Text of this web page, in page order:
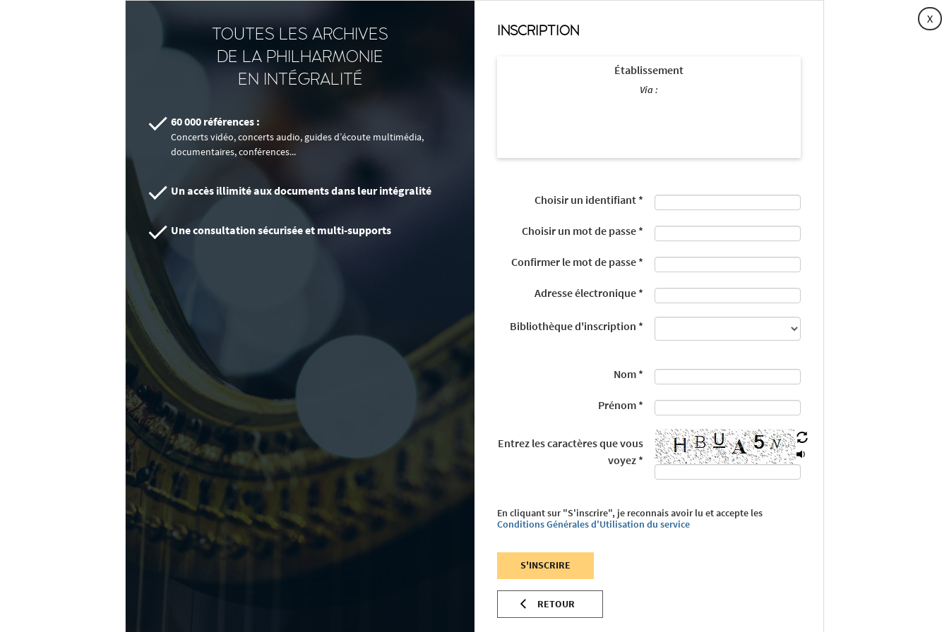
TOUTES LES ARCHIVES
DE LA PHILHARMONIE
EN INTÉGRALITÉ
60 000 références :
Concerts vidéo, concerts audio, guides d’écoute multimédia,
documentaires, conférences...
Un accès illimité aux documents dans leur intégralité
Une consultation sécurisée et multi-supports
INSCRIPTION
Établissement
identifiant*
mot de passe*
Confirmer le mot de passe*
Adresse électronique*
Bibliothèque d'inscription *
Nom*
Prénom*
Entrez les caractères que vous
voyez*
En cliquant sur "S'inscrire", je reconnais avoir lu et accepte les
Conditions Générales d'Utilisation du service
S'INSCRIRE
RETOUR
X